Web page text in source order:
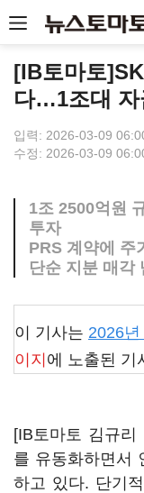
[IB토마토
다…1조대 자
입력: 2026-03-09
수정: 2026-03-09
1조 2500억원
투자
PRS 계약에 주
단순 지분 매각
이 기사는 2026
이지 에 노출된 기
[IB토마토 김규
를 유동화하면서
하고 있다. 단기